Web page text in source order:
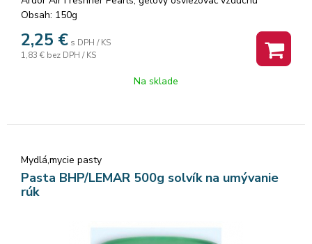
Obsah: 150g
2,25 € s DPH / KS
1,83 € bez DPH / KS
Na sklade
Mydlá,mycie pasty
Pasta BHP/LEMAR 500g solvík na umývanie
rúk